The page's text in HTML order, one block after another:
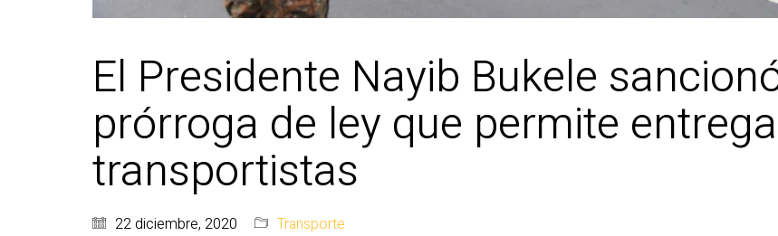
El Presidente Nayib Bukele
prórroga de ley que permite
transportistas
22 diciembre, 2020 Transporte